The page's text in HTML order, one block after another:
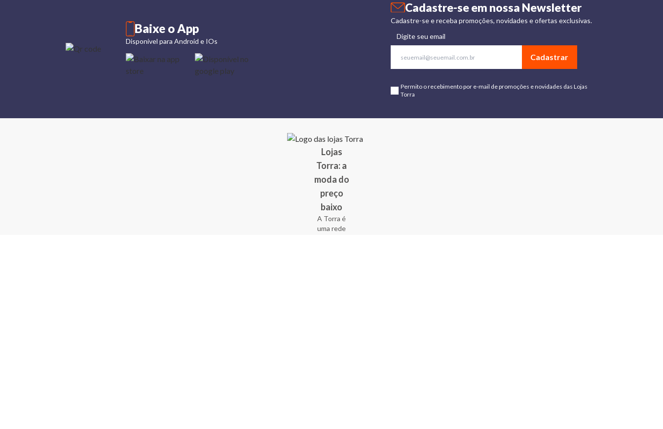
Cadastre-se em nossa Newsletter
Cadastre-se e receba promoções, novidades e ofertas exclusivas.
Digite seu email
Cadastrar
Permito o recebimento por e-mail de promoções e novidades das Lojas
Torra
Baixe o App
Disponível para Android e IOs
Lojas
Torra: a
moda do
preço
baixo
A Torra é
uma rede